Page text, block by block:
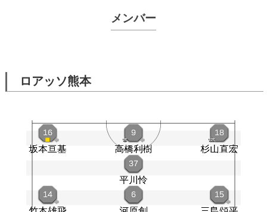
メンバー
ロアッソ熊本